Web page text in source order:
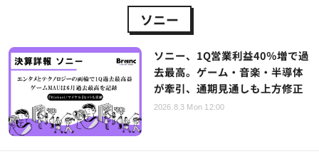
ソニー
ソニー、1Q営業利益40％増で過
去最高。ゲーム・音楽・半導体
が牽引、通期見通しも上方修正
2026.8.3 Mon 12:00